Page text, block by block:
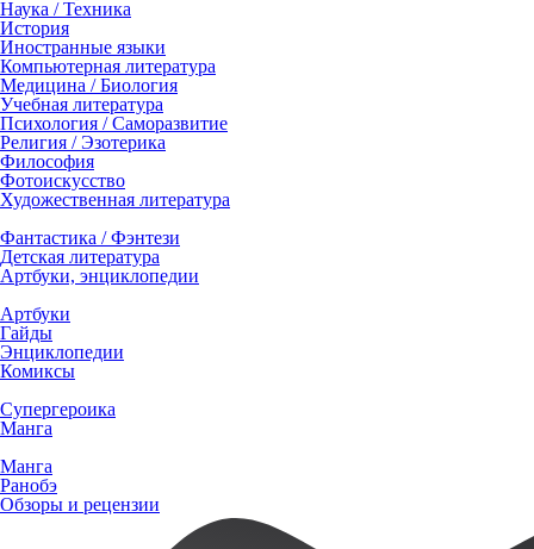
Наука / Техника
История
Иностранные языки
Компьютерная литература
Медицина / Биология
Учебная литература
Психология / Саморазвитие
Религия / Эзотерика
Философия
Фотоискусство
Художественная литература
Фантастика / Фэнтези
Детская литература
Артбуки, энциклопедии
Артбуки
Гайды
Энциклопедии
Комиксы
Супергероика
Манга
Манга
Ранобэ
Обзоры и рецензии